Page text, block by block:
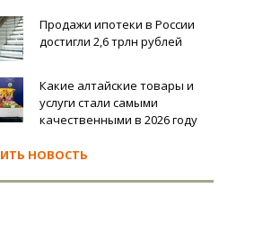
Продажи ипотеки в России
достигли 2,6 трлн рублей
Какие алтайские товары и
услуги стали самыми
качественными в 2026 году
НОВОСТЬ